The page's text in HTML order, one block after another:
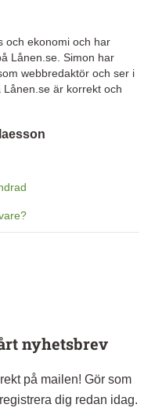
och ekonomi och har
Lånen.se. Simon har
webbredaktör och ser i
är korrekt och
nyhetsbrev
på mailen! Gör som
dig redan idag.